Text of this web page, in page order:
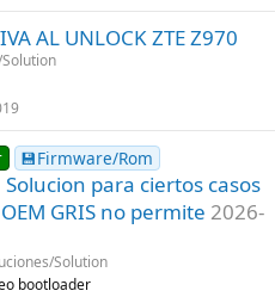
AL UNLOCK ZTE Z970
💾Firmware/Rom
Solucion para ciertos casos
GRIS no permite 2026-
Solution
bootloader